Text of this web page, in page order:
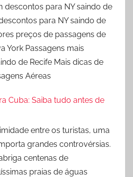
descontos para NY saindo de
para NY saindo de
preços de passagens de
York Passagens mais
de Recife Mais dicas de
Aéreas
Cuba: Saiba tudo antes de
entre os turistas, uma
grandes controvérsias.
centenas de
praias de águas